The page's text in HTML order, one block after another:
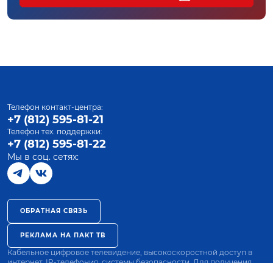
Телефон контакт-центра:
+7 (812) 595-81-21
Телефон тех. поддержки:
+7 (812) 595-81-22
Мы в соц. сетях:
ОБРАТНАЯ СВЯЗЬ
РЕКЛАМА НА ПАКТ ТВ
Кабельное цифровое телевидение, высокоскоростной доступ в